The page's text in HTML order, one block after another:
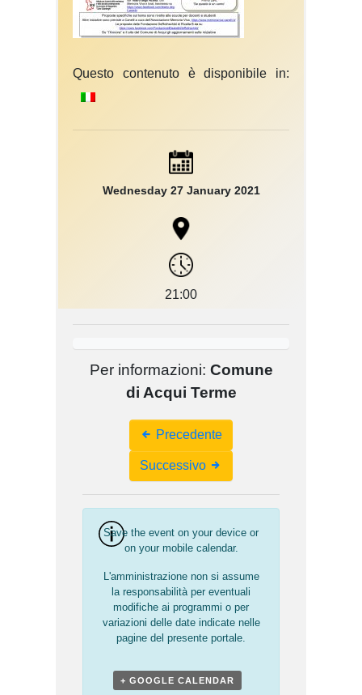
Questo contenuto è disponibile in:
Wednesday 27 January 2021
21:00
Per informazioni: Comune
di Acqui Terme
Navigation
Precedente
Successivo
Save the event on your device or
on your mobile calendar.
L'amministrazione non si assume
la responsabilità per eventuali
modifiche ai programmi o per
variazioni delle date indicate nelle
pagine del presente portale.
+ GOOGLE CALENDAR